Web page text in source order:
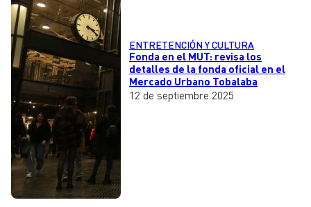
ENTRETENCIÓN Y CULTURA
Fonda en el MUT: revisa los
detalles de la fonda oficial en el
Mercado Urbano Tobalaba
12 de septiembre 2025